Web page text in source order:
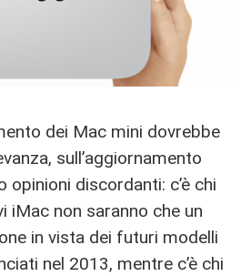
dei Mac mini dovrebbe
sull’aggiornamento
opinioni discordanti: c’è chi
iMac non saranno che un
in vista dei futuri modelli
nel 2013, mentre c’è chi